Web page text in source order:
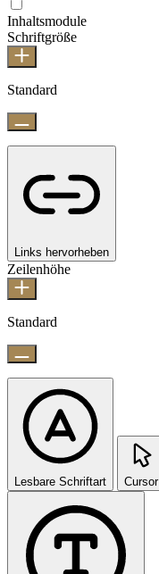
Inhaltsmodule
Schriftgröße
Standard
Links hervorheben
Zeilenhöhe
Standard
Lesbare Schriftart Cursor